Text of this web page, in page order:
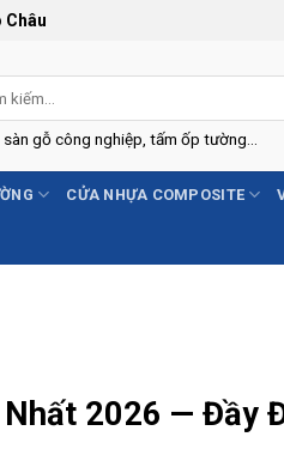
Châu
gỗ công nghiệp, tấm ốp tường...
CỬA NHỰA COMPOSITE
2026 — Đầy